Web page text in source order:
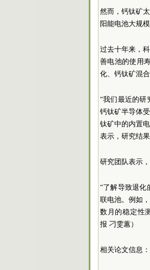
然而，钙钛矿
阳能电池大规
过去十年来，
善电池的使用
化、钙钛矿混
“我们最近的研
钙钛矿半导体
钛矿中的内置
表示，研究结
研究团队表示
“了解导致退化
联电池。例如
数月的稳定性
报 刁雯蕙）
相关论文信息：